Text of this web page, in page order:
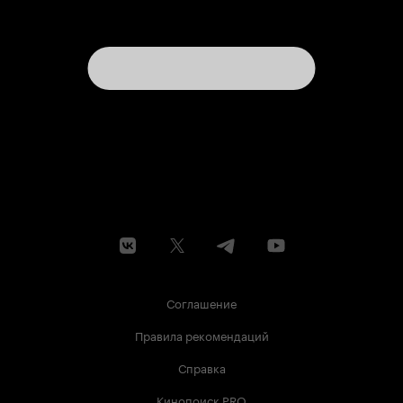
Соглашение
Правила рекомендаций
Справка
Кинопоиск PRO